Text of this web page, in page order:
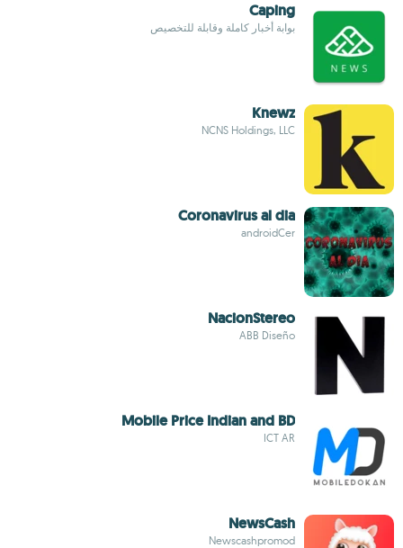
Caping
بوابة أخبار كاملة وقابلة للتخصيص
Knewz
NCNS Holdings, LLC
Coronavirus al dia
androidCer
NacionStereo
ABB Diseño
Mobile Price Indian and BD
ICT AR
NewsCash
Newscashpromod